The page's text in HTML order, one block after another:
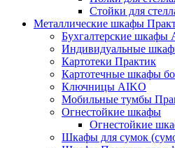
Стойки для
Металлические шкафы
Бухгалтерские шкафы
Индивидуальные
Картотеки Практик
Картотечные шкафы
Ключницы AIKO
Мобильные тумбы
Огнестойкие шкафы
Огнестойкие
Шкафы для сумок